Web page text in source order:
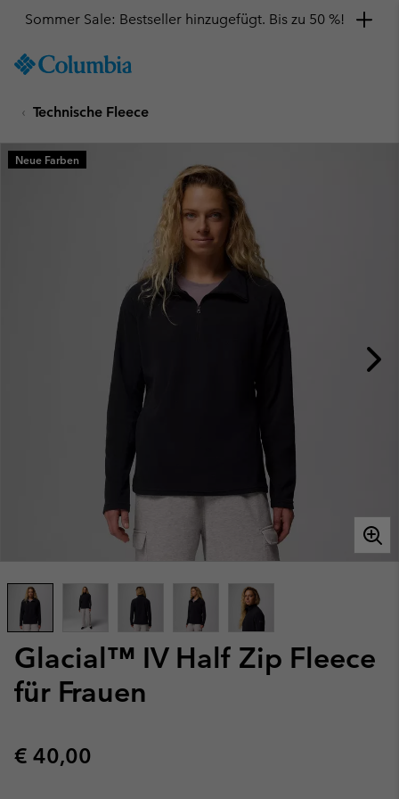
TO
SKIP
MAIN
NAV
Sommer Sale: Bestseller hinzugefügt. Bis zu 50 %!
Technische Fleece
Glacial™ IV Half Zip Fleece
für Frauen
Regular price:
€ 40,00
Neue Farben